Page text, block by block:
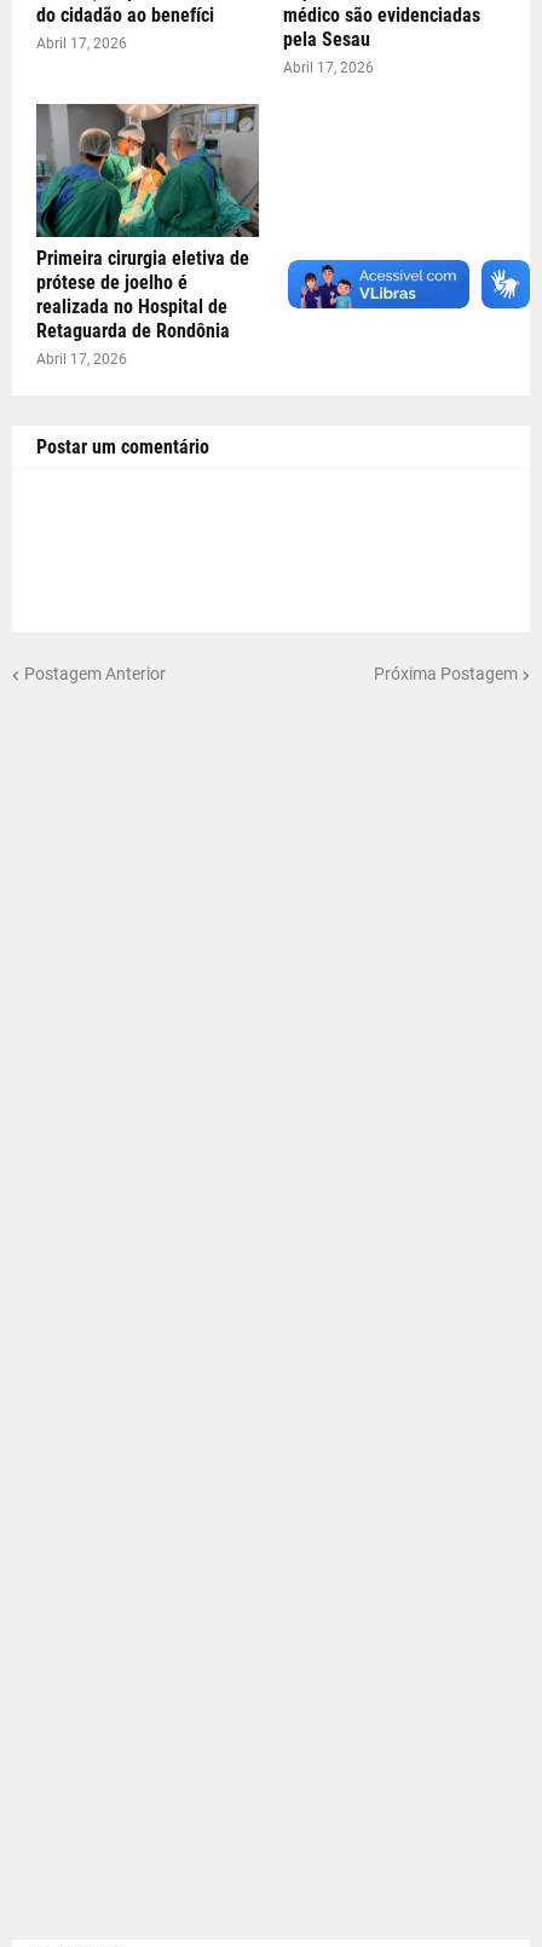
do cidadão ao benefíci
Abril 17, 2026
médico são evidenciadas
pela Sesau
Abril 17, 2026
Primeira cirurgia eletiva de
prótese de joelho é
realizada no Hospital de
Retaguarda de Rondônia
Abril 17, 2026
Postar um comentário
Postagem Anterior Próxima Postagem